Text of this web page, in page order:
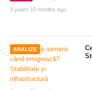
3 years 10 months ago
ANALIZE